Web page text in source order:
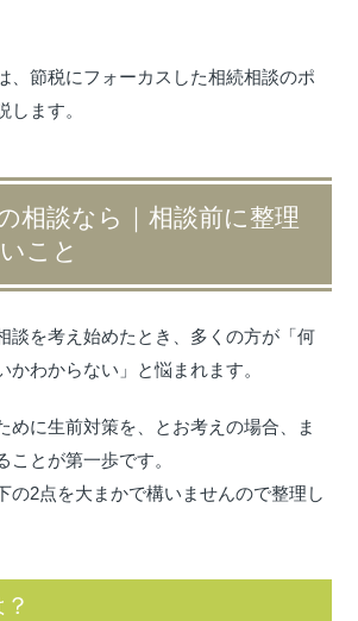
、節税にフォーカスした相続相談のポ
します。
相談なら｜相談前に整理
こと
談を考え始めたとき、多くの方が「何
かわからない」と悩まれます。
めに生前対策を、とお考えの場合、ま
ことが第一歩です。
の2点を大まかで構いませんので整理し